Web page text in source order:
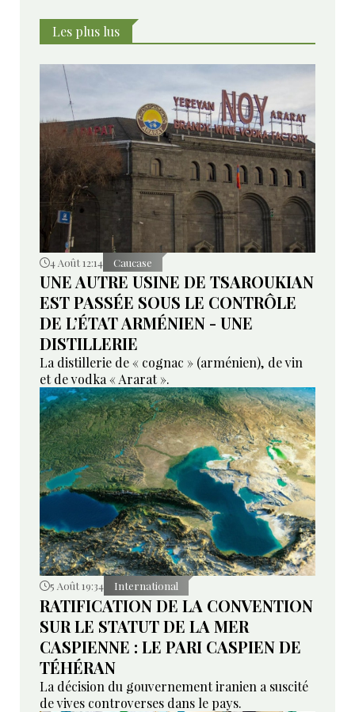
Les plus lus
4 Août 12:14 Caucase
UNE AUTRE USINE DE TSAROUKIAN
EST PASSÉE SOUS LE CONTRÔLE
DE L’ÉTAT ARMÉNIEN - UNE
DISTILLERIE
La distillerie de « cognac » (arménien), de vin
et de vodka « Ararat ».
5 Août 19:34 International
RATIFICATION DE LA CONVENTION
SUR LE STATUT DE LA MER
CASPIENNE : LE PARI CASPIEN DE
TÉHÉRAN
La décision du gouvernement iranien a suscité
de vives controverses dans le pays.